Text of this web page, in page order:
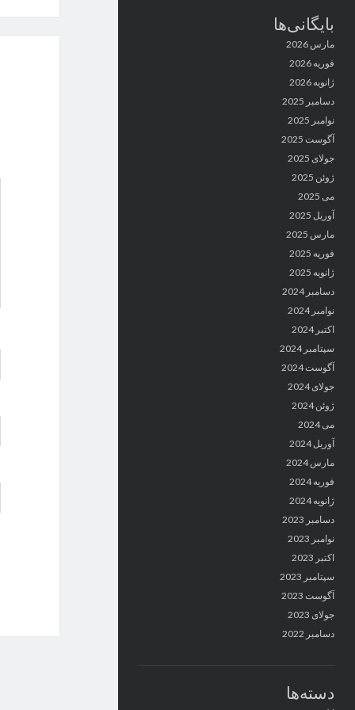
بایگانی‌ها
مارس 2026
فوریه 2026
ژانویه 2026
دسامبر 2025
نوامبر 2025
آگوست 2025
جولای 2025
ژوئن 2025
می 2025
آوریل 2025
مارس 2025
فوریه 2025
ژانویه 2025
دسامبر 2024
نوامبر 2024
اکتبر 2024
سپتامبر 2024
آگوست 2024
جولای 2024
ژوئن 2024
می 2024
آوریل 2024
مارس 2024
فوریه 2024
ژانویه 2024
دسامبر 2023
نوامبر 2023
اکتبر 2023
سپتامبر 2023
آگوست 2023
جولای 2023
دسامبر 2022
دسته‌ها